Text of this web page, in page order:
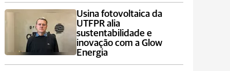
Usina fotovoltaica da
UTFPR alia
sustentabilidade e
inovação com a Glow
Energia